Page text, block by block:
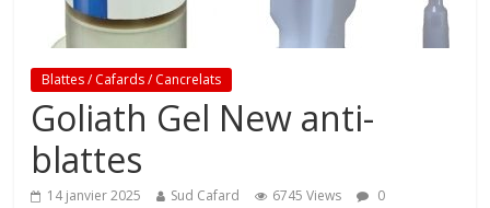
Blattes / Cafards / Cancrelats
Goliath Gel New anti-
blattes
14 janvier 2025 Sud Cafard 6745 Views
0